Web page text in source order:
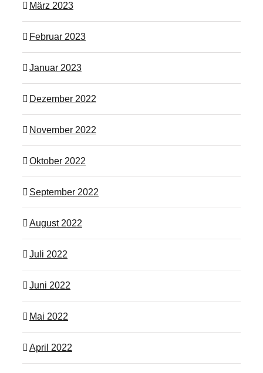
März 2023
Februar 2023
Januar 2023
Dezember 2022
November 2022
Oktober 2022
September 2022
August 2022
Juli 2022
Juni 2022
Mai 2022
April 2022